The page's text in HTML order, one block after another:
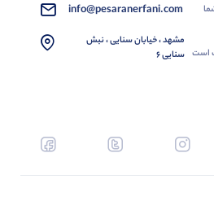
است
info@pesaranerfani.com
مشهد ، خیابان سنایی ، نبش
سنایی 6